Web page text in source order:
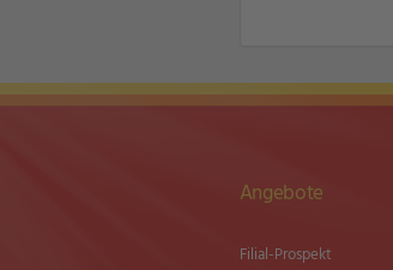
Angebote
Filial-Prospekt